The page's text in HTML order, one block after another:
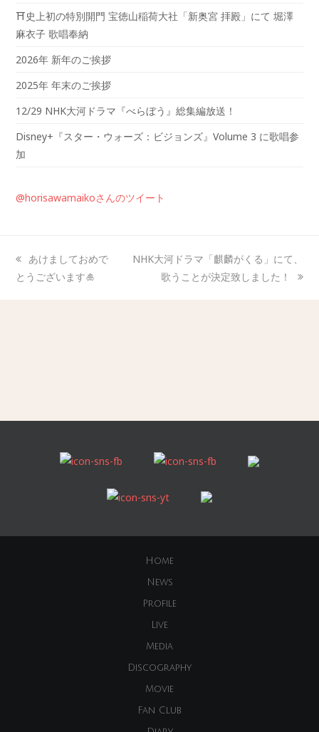
⛩️史上初の特別開門 宝徳山稲荷大社「新奥宮 拝殿」にて 堀澤
麻衣子 歌唱奉納
2026年 新年のご挨拶
2025年 年末のご挨拶
12/29 NHK大河ドラマ『べらぼう』総集編放送！
Disney+『スター・ウォーズ：ビジョンズ』Volume 3 に歌唱参
加
@horisawamaikoさんのツイート
あけましておめで
とうございます🎍
NHK大河ドラマ「麒麟がくる」にて、
歌うことが決定致しました！
Home
News
Profile
Live
Media
Discography
Movie
Fan Club